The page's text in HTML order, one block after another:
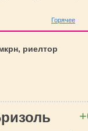
Горячее
риелтор